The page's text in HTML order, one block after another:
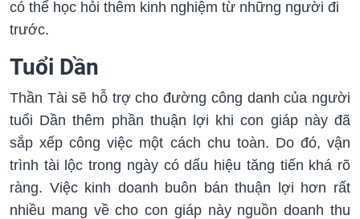
có thể học hỏi thêm kinh nghiệm từ những người đi
trước.
Tuổi Dần
Thần Tài sẽ hỗ trợ cho đường công danh của người
tuổi Dần thêm phần thuận lợi khi con giáp này đã
sắp xếp công việc một cách chu toàn. Do đó, vận
trình tài lộc trong ngày có dấu hiệu tăng tiến khá rõ
ràng. Việc kinh doanh buôn bán thuận lợi hơn rất
nhiều mang về cho con giáp này nguồn doanh thu